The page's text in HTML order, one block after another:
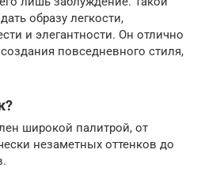
образу легкости,
и элегантности. Он отлично
повседневного стиля,
широкой палитрой, от
незаметных оттенков до